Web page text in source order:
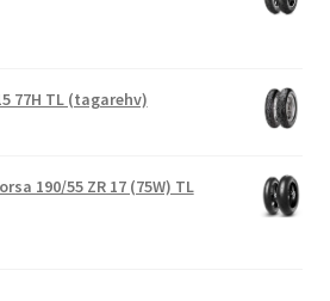
77H TL (tagarehv)
190/55 ZR 17 (75W) TL